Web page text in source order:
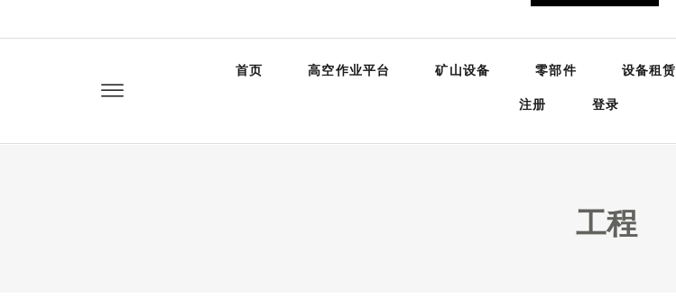
首页 高空作业平台 矿山设备 零部件 设备租赁
注册
登录
工程